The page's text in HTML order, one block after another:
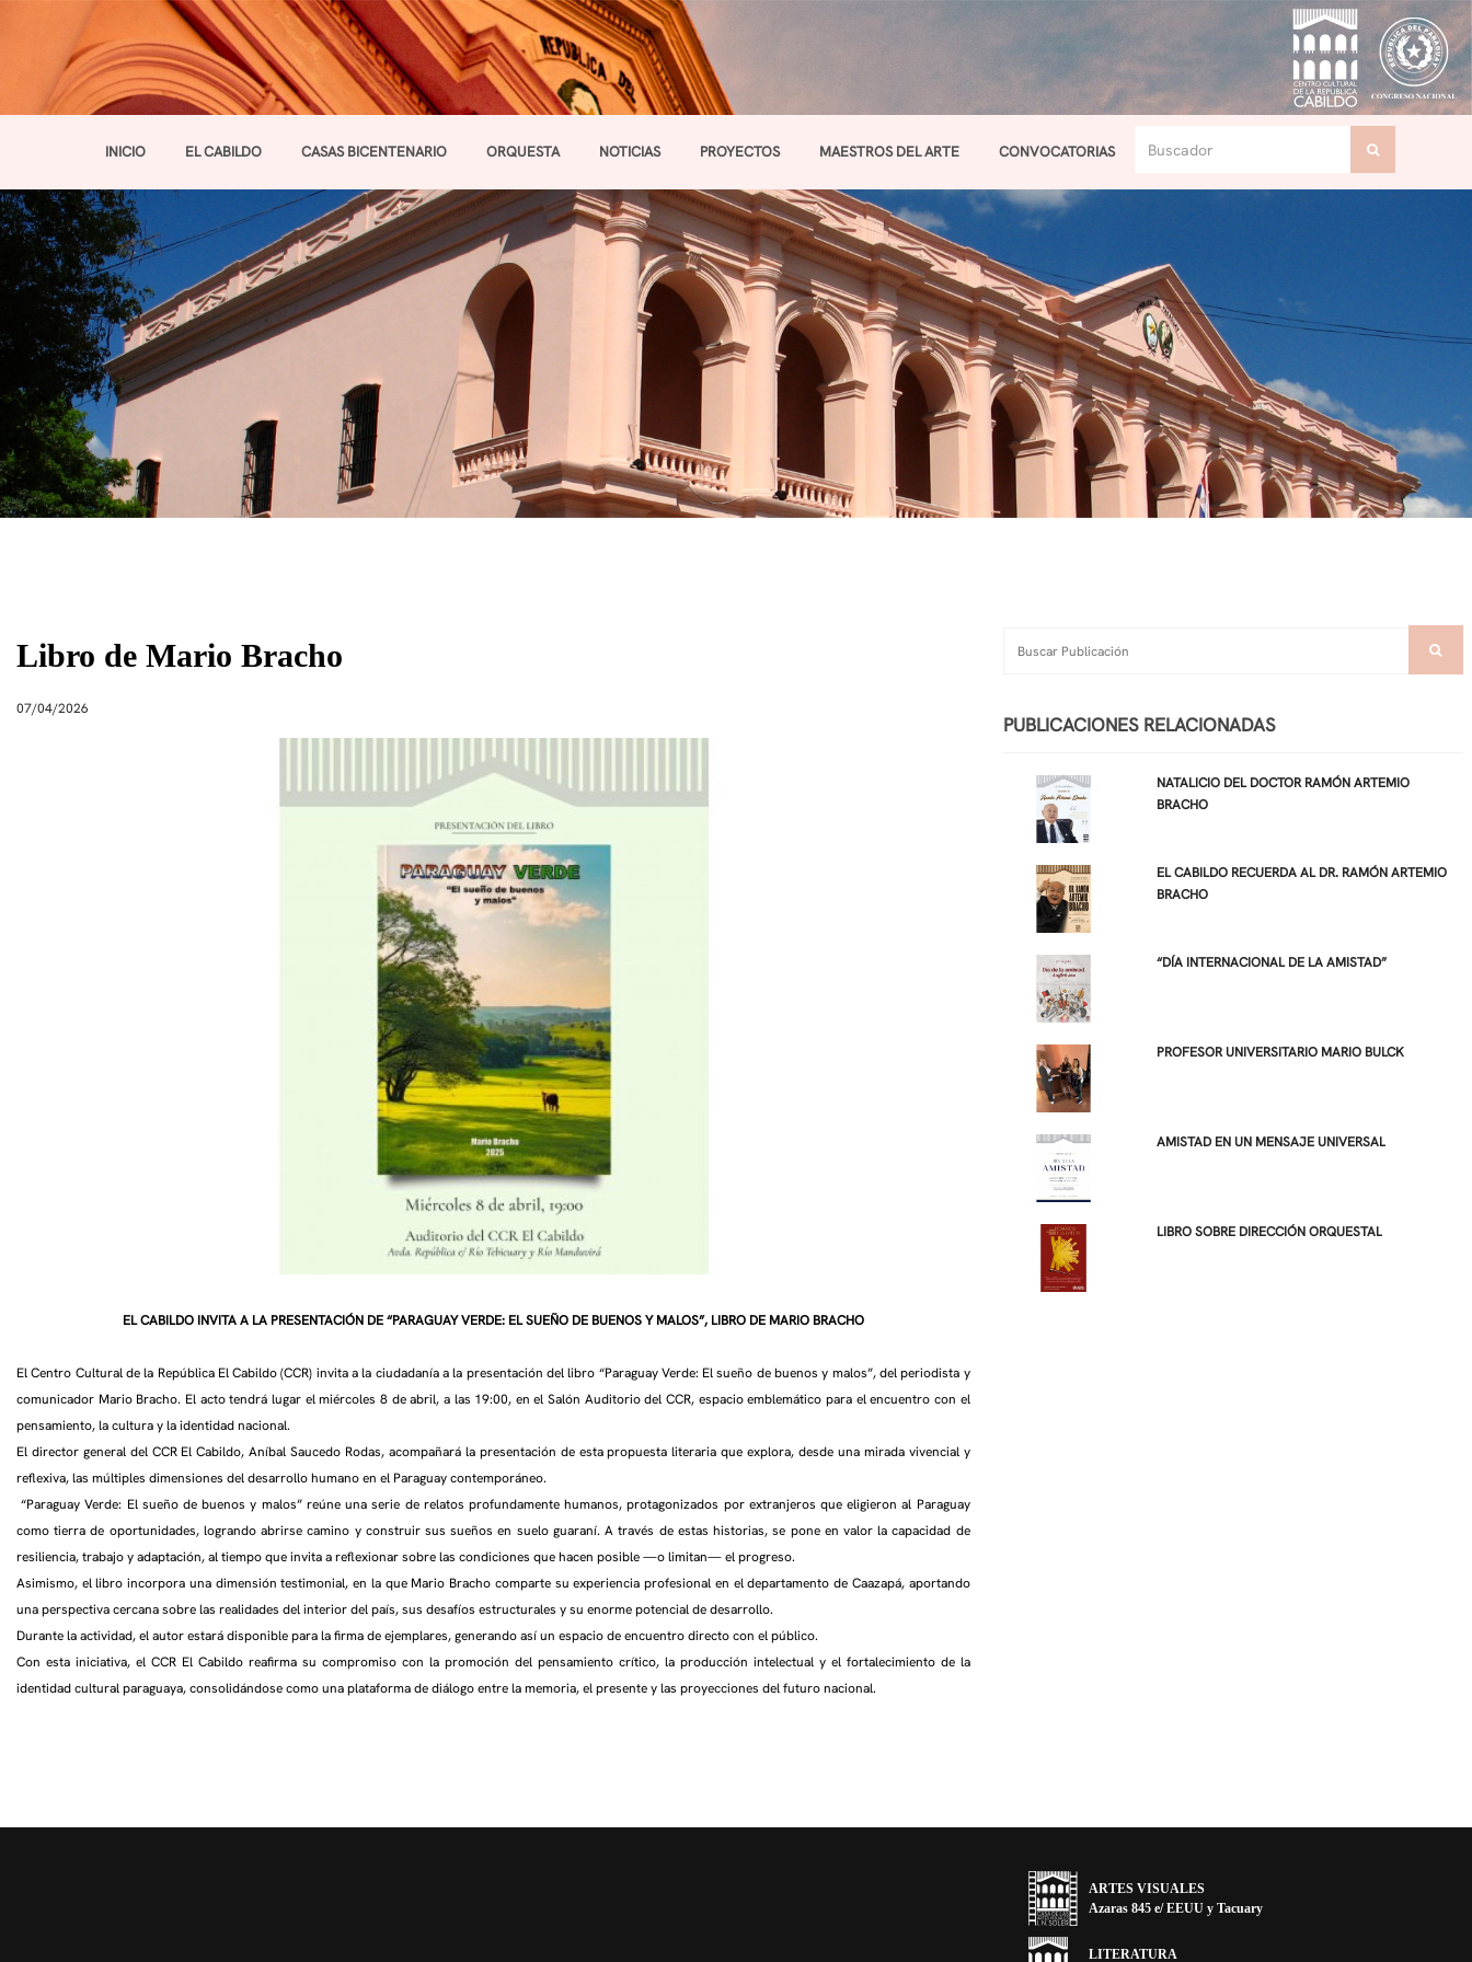
INICIO EL CABILDO
CASAS BICENTENARIO
ORQUESTA
NOTICIAS PROYECTOS MAESTROS DEL ARTE
CONVOCATORIAS
Libro de Mario Bracho
07/04/2026
EL CABILDO INVITA A LA PRESENTACIÓN DE “PARAGUAY VERDE: EL SUEÑO DE BUENOS Y MALOS”, LIBRO DE MARIO BRACHO
El Centro Cultural de la República El Cabildo (CCR) invita a la ciudadanía a la presentación del libro “Paraguay Verde: El sueño de buenos y malos”, del periodista y
comunicador Mario Bracho. El acto tendrá lugar el miércoles 8 de abril, a las 19:00, en el Salón Auditorio del CCR, espacio emblemático para el encuentro con el
pensamiento, la cultura y la identidad nacional.
El director general del CCR El Cabildo, Aníbal Saucedo Rodas, acompañará la presentación de esta propuesta literaria que explora, desde una mirada vivencial y
reflexiva, las múltiples dimensiones del desarrollo humano en el Paraguay contemporáneo.
“Paraguay Verde: El sueño de buenos y malos” reúne una serie de relatos profundamente humanos, protagonizados por extranjeros que eligieron al Paraguay
como tierra de oportunidades, logrando abrirse camino y construir sus sueños en suelo guaraní. A través de estas historias, se pone en valor la capacidad de
resiliencia, trabajo y adaptación, al tiempo que invita a reflexionar sobre las condiciones que hacen posible —o limitan— el progreso.
Asimismo, el libro incorpora una dimensión testimonial, en la que Mario Bracho comparte su experiencia profesional en el departamento de Caazapá, aportando
una perspectiva cercana sobre las realidades del interior del país, sus desafíos estructurales y su enorme potencial de desarrollo.
Durante la actividad, el autor estará disponible para la firma de ejemplares, generando así un espacio de encuentro directo con el público.
Con esta iniciativa, el CCR El Cabildo reafirma su compromiso con la promoción del pensamiento crítico, la producción intelectual y el fortalecimiento de la
identidad cultural paraguaya, consolidándose como una plataforma de diálogo entre la memoria, el presente y las proyecciones del futuro nacional.
PUBLICACIONES RELACIONADAS
NATALICIO DEL DOCTOR RAMÓN ARTEMIO
BRACHO
EL CABILDO RECUERDA AL DR. RAMÓN ARTEMIO
BRACHO
“DÍA INTERNACIONAL DE LA AMISTAD”
PROFESOR UNIVERSITARIO MARIO BULCK
AMISTAD EN UN MENSAJE UNIVERSAL
LIBRO SOBRE DIRECCIÓN ORQUESTAL
ARTES VISUALES
Azaras 845 e/ EEUU y Tacuary
LITERATURA